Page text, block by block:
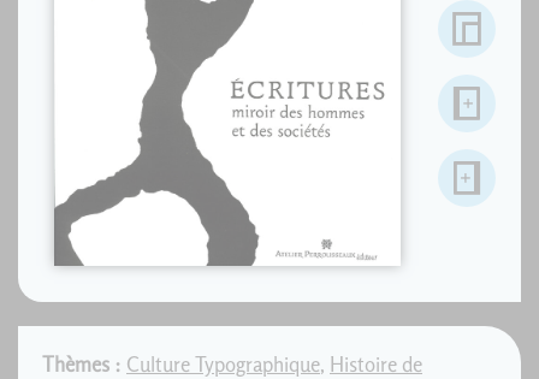
Thèmes : Culture Typographique, Histoire de